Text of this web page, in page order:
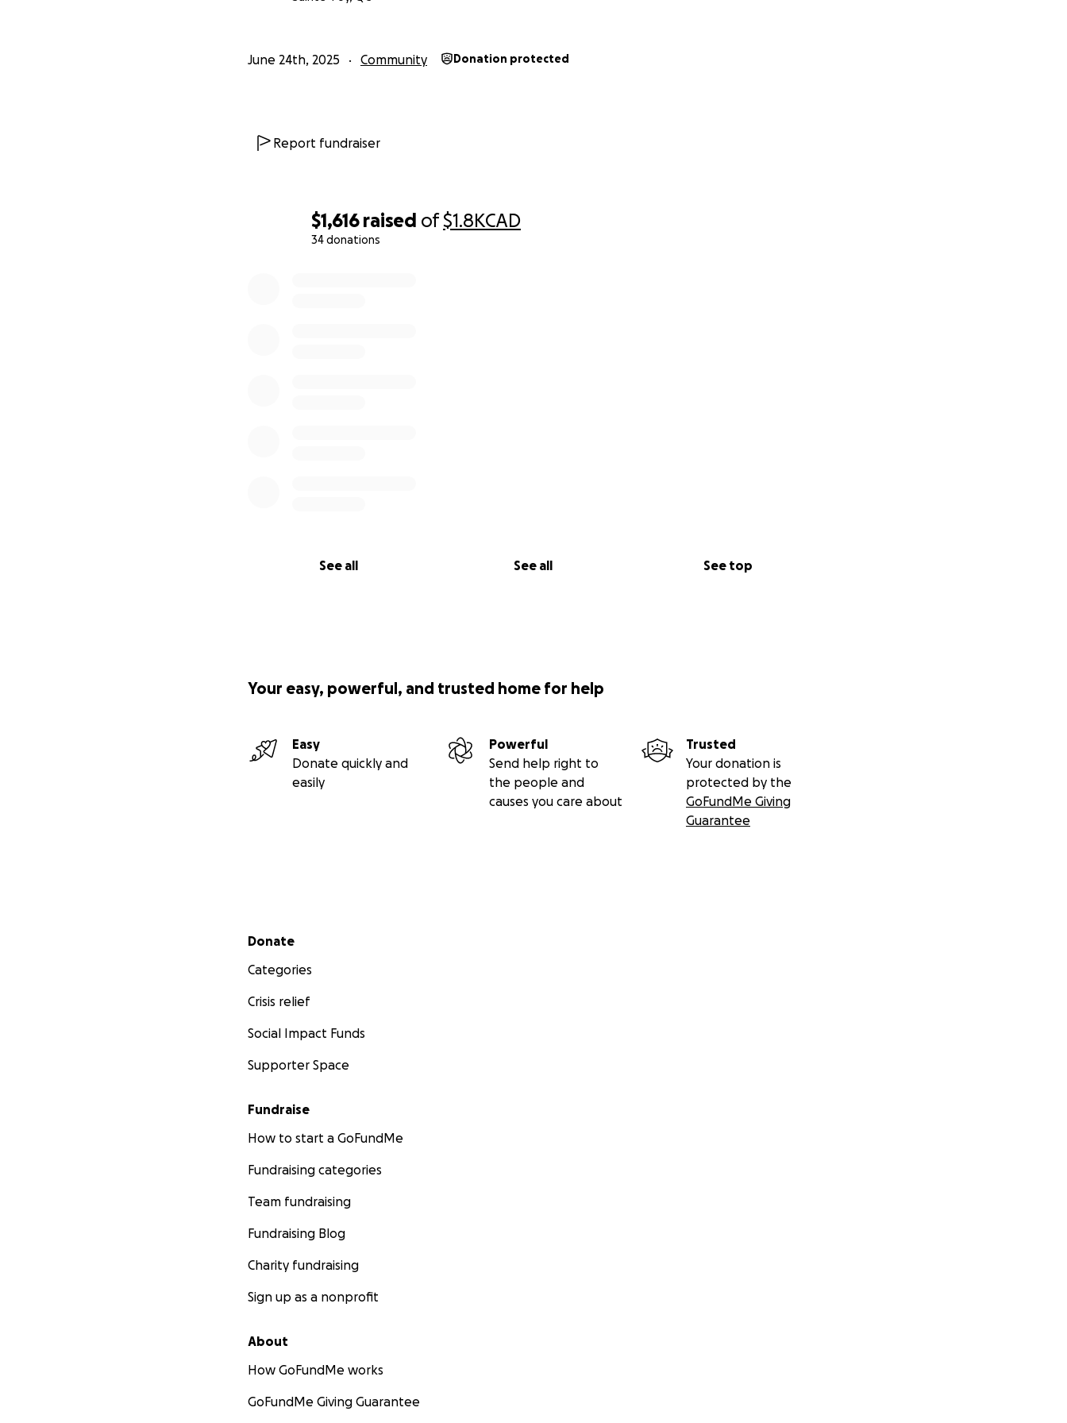
$1,616 raised of$1.8KCAD
34 donations
See all See all See top
June 24th, 2025 Community Donation protected
Report fundraiser
Your easy, powerful, and trusted home for help
Easy
Donate quickly and
easily
Powerful
Send help right to
the people and
causes you care about
Trusted
Your donation is
protected by the
GoFundMe Giving
Guarantee
Secondary menu
Donate
Categories
Crisis relief
Social Impact Funds
Supporter Space
Fundraise
How to start a GoFundMe
Fundraising categories
Team fundraising
Fundraising Blog
Charity fundraising
Sign up as a nonprofit
About
How GoFundMe works
GoFundMe Giving Guarantee